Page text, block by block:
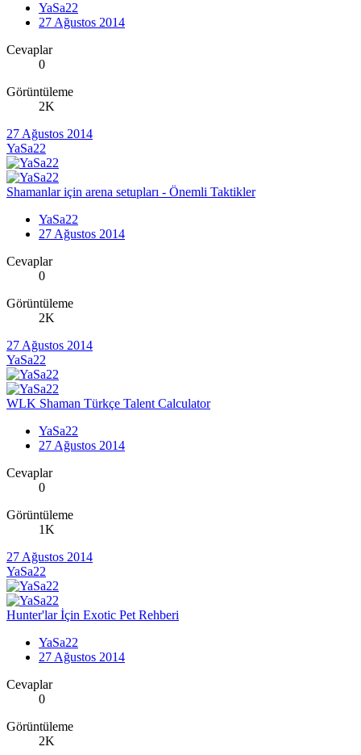
YaSa22
27 Ağustos 2014
Cevaplar
0
Görüntüleme
2K
27 Ağustos 2014
YaSa22
Shamanlar için arena setupları - Önemli Taktikler
YaSa22
27 Ağustos 2014
Cevaplar
0
Görüntüleme
2K
27 Ağustos 2014
YaSa22
WLK Shaman Türkçe Talent Calculator
YaSa22
27 Ağustos 2014
Cevaplar
0
Görüntüleme
1K
27 Ağustos 2014
YaSa22
Hunter'lar İçin Exotic Pet Rehberi
YaSa22
27 Ağustos 2014
Cevaplar
0
Görüntüleme
2K